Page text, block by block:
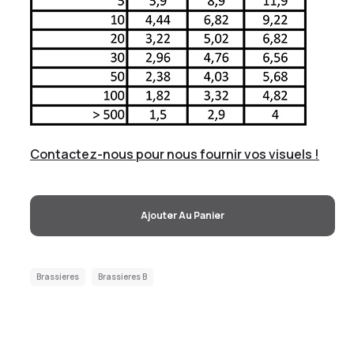
Contactez-nous pour nous fournir vos visuels !
Ajouter Au Panier
Brassieres Brassieres B